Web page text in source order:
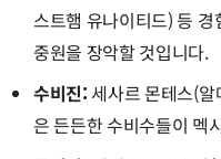
스트햄 유나이티드) 등
중원을 장악할 것입니다.
수비진:세사르 몬테스(
은 든든한 수비수들이 멕